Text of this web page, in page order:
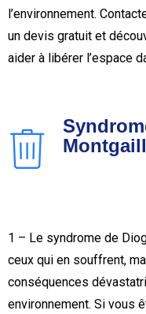
l’environnement.
un devis gratuit et
aider à libérer l’espace
1 – Le syndrome de
ceux qui en souffrent,
conséquences
environnement. Si vous